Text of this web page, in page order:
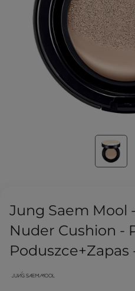
Jung Saem Mool
Nuder Cushion -
Poduszce+Zapas